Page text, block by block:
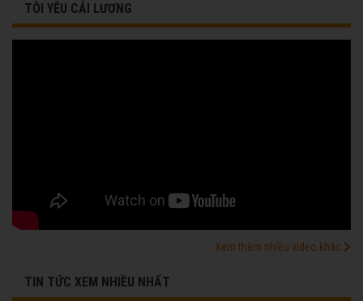
TÔI YÊU CẢI LƯƠNG
Xem thêm nhiều video khác
TIN TỨC XEM NHIỀU NHẤT